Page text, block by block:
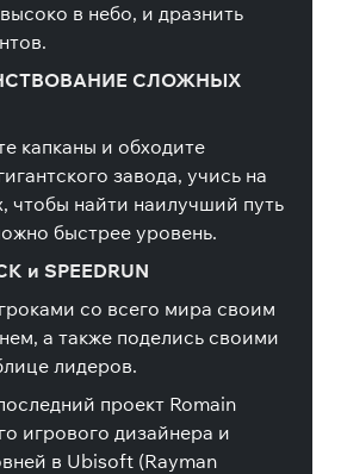
в небо, и дразнить
СЛОЖНЫХ
капканы и обходите
завода, учись на
чтобы найти наилучший путь
быстрее уровень.
и SPEEDRUN
со всего мира своим
а также поделись своими
лидеров.
проект Romain
игрового дизайнера и
в Ubisoft (Rayman